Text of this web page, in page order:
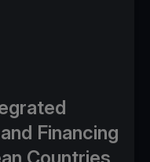
Financing